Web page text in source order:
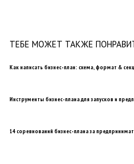
ТЕБЕ МОЖЕТ ТАКЖЕ
Как написать бизнес-план: схема, формат &
Инструменты бизнес-плана для запусков и
14 соревнований бизнес-плана за